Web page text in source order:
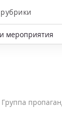
мероприятия
Группа